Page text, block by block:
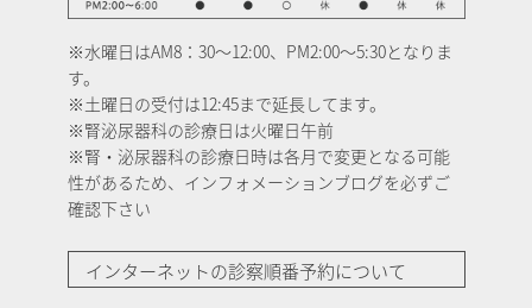
※水曜日はAM8：30～12:00、PM2:00～5:30となりま
す。
※土曜日の受付は12:45まで延長してます。
※腎泌尿器科の診療日は火曜日午前
※腎・泌尿器科の診療日時は各月で変更となる可能
性があるため、インフォメーションブログを必ずご
確認下さい
インターネットの診察順番予約について